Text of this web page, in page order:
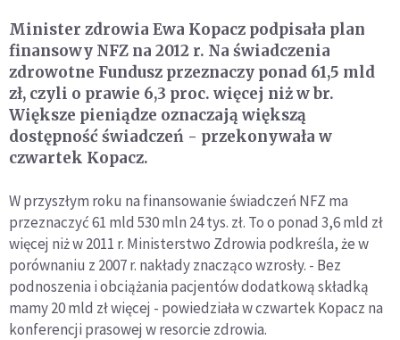
Minister zdrowia Ewa Kopacz podpisała plan
finansowy NFZ na 2012 r. Na świadczenia
zdrowotne Fundusz przeznaczy ponad 61,5 mld
zł, czyli o prawie 6,3 proc. więcej niż w br.
Większe pieniądze oznaczają większą
dostępność świadczeń - przekonywała w
czwartek Kopacz.
W przyszłym roku na finansowanie świadczeń NFZ ma
przeznaczyć 61 mld 530 mln 24 tys. zł. To o ponad 3,6 mld zł
więcej niż w 2011 r. Ministerstwo Zdrowia podkreśla, że w
porównaniu z 2007 r. nakłady znacząco wzrosły. - Bez
podnoszenia i obciążania pacjentów dodatkową składką
mamy 20 mld zł więcej - powiedziała w czwartek Kopacz na
konferencji prasowej w resorcie zdrowia.